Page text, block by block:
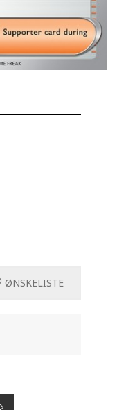
ØNSKELISTE